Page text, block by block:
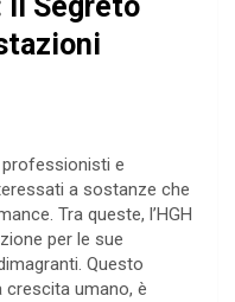
professionisti e
a sostanze che
Tra queste, l’HGH
per le sue
Questo
crescita umano, è